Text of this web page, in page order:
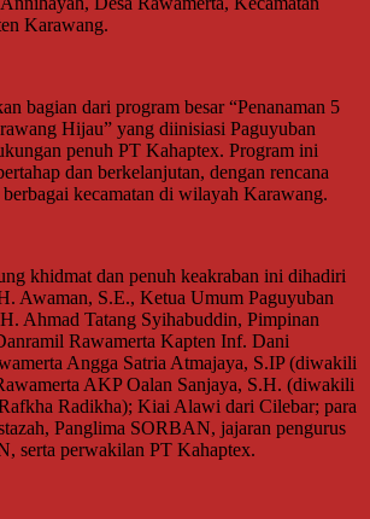
Karawang.
bagian dari program besar “Penanaman 5
Hijau” yang diinisiasi Paguyuban
penuh PT Kahaptex. Program ini
dan berkelanjutan, dengan rencana
kecamatan di wilayah Karawang.
khidmat dan penuh keakraban ini dihadiri
Awaman, S.E., Ketua Umum Paguyuban
Ahmad Tatang Syihabuddin, Pimpinan
Rawamerta Kapten Inf. Dani
Angga Satria Atmajaya, S.IP (diwakili
AKP Oalan Sanjaya, S.H. (diwakili
Radikha); Kiai Alawi dari Cilebar; para
Panglima SORBAN, jajaran pengurus
serta perwakilan PT Kahaptex.